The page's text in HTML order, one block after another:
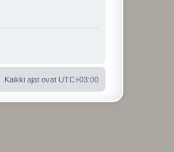
Kaikki ajat ovat UTC+03:00